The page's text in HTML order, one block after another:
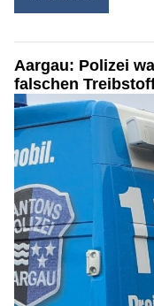
Aargau: Polizei
falschen